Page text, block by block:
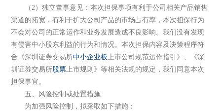
（2）独立董事意见：本次担保事项有利于公司相关产品销售
渠道的拓宽，有利于扩大公司产品的市场占有率，本次担保行为
不会对公司的正常运作和业务发展造成不良影响。我们没有发现
有侵害中小股东利益的行为和情况。本次担保内容及决策程序符
合《深圳证券交易所中小企业板上市公司规范运作指引》、《深
圳证券交易所股票上市规则》等相关法规的规定，我们同意本次
担保事宜。
五、风险控制或处置措施
为加强风险控制，拟采取如下措施：